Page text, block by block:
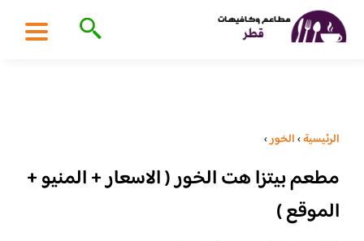
الرئيسية›الخور›
مطعم بيتزا هت الخور ( الاسعار + المنيو +
الموقع )